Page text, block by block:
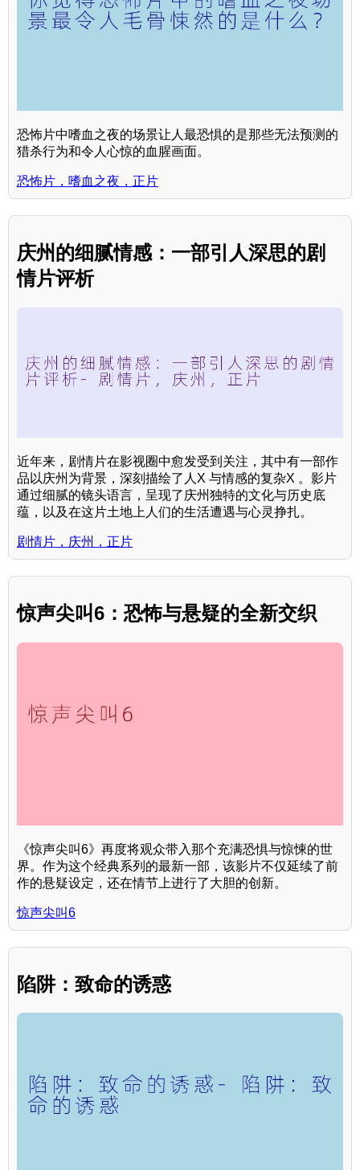
恐怖片中嗜血之夜的场景让人最恐惧的是那些无法预测的
猎杀行为和令人心惊的血腥画面。
恐怖片，嗜血之夜，正片
庆州的细腻情感：一部引人深思的剧
情片评析
近年来，剧情片在影视圈中愈发受到关注，其中有一部作
品以庆州为背景，深刻描绘了人X 与情感的复杂X 。影片
通过细腻的镜头语言，呈现了庆州独特的文化与历史底
蕴，以及在这片土地上人们的生活遭遇与心灵挣扎。
剧情片，庆州，正片
惊声尖叫6：恐怖与悬疑的全新交织
《惊声尖叫6》再度将观众带入那个充满恐惧与惊悚的世
界。作为这个经典系列的最新一部，该影片不仅延续了前
作的悬疑设定，还在情节上进行了大胆的创新。
惊声尖叫6
陷阱：致命的诱惑